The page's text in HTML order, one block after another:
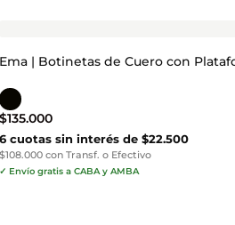
Ema | Botinetas de Cuero con
$135.000
6 cuotas sin interés de $22.500
$108.000 con Transf. o Efectivo
✓ Envío gratis a CABA y AMBA